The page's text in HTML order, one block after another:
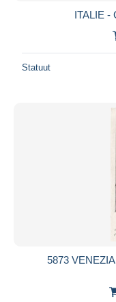
ITALIE -
Statuut
5873